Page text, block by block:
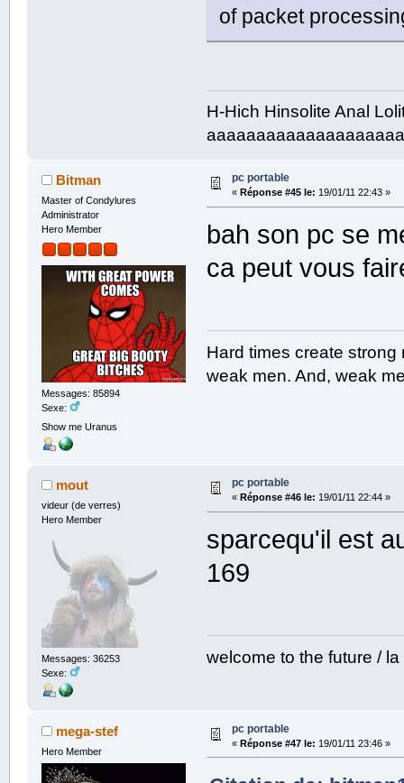
of packet
H-Hich Hinsolite Anal
Bitman
Master of Condylures
Administrator
Hero Member
Messages: 85894
Sexe:
Show me Uranus
pc portable
« Réponse #45 le: 19/01/11 22:43 »
bah son pc se
ca peut vous
Hard times create
weak men. And, weak
mout
videur (de verres)
Hero Member
Messages: 36253
Sexe:
pc portable
« Réponse #46 le: 19/01/11 22:44 »
sparcequ'il est
169
welcome to the future /
mega-stef
Hero Member
pc portable
« Réponse #47 le: 19/01/11 23:46 »